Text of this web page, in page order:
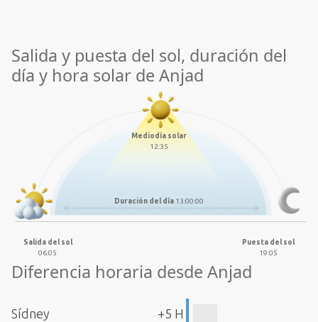
Salida y puesta del sol, duración del
día y hora solar de Anjad
Mediodía solar
12:35
Duración del día 13:00:00
Salida del sol
06:05
Puesta del sol
19:05
Diferencia horaria desde Anjad
Sídney +5 H